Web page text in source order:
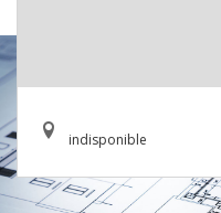
indisponible